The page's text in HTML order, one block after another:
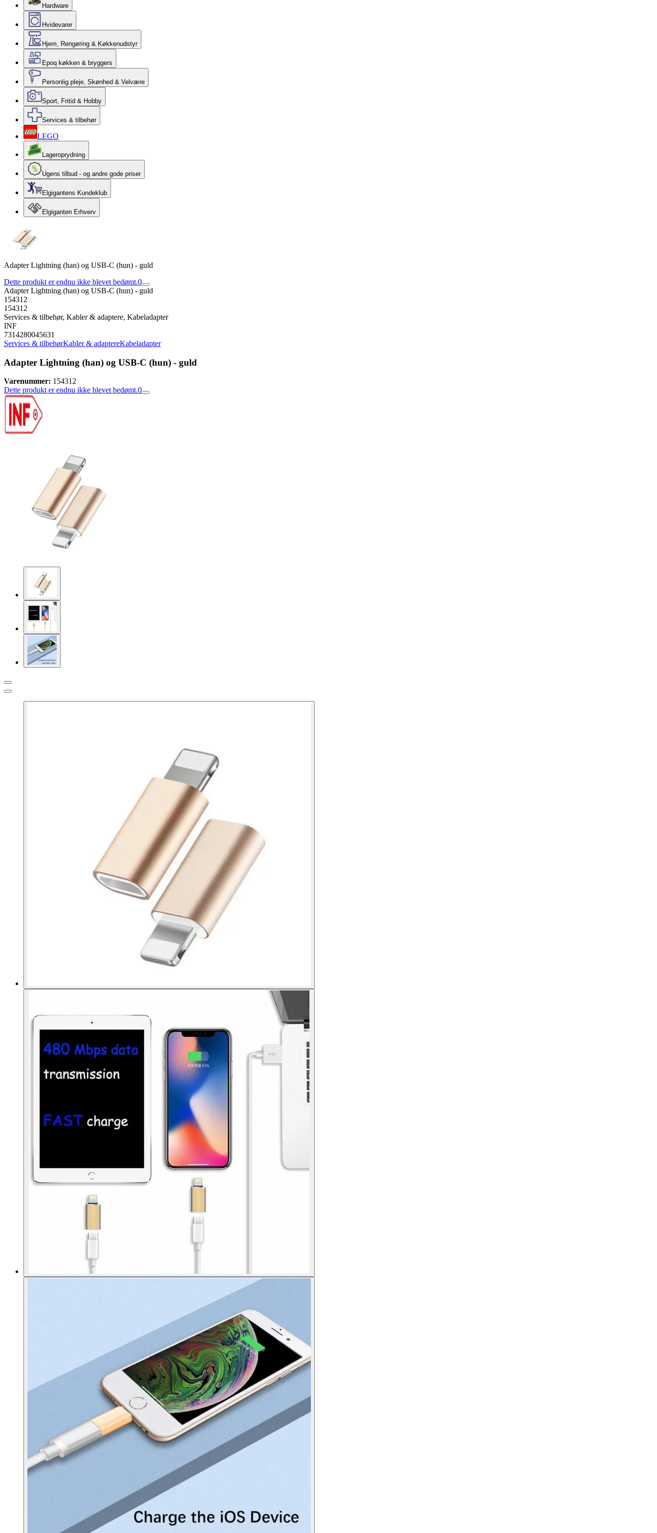
Hardware
Hvidevarer
Hjem, Rengøring & Køkkenudstyr
Epoq køkken & bryggers
Personlig pleje, Skønhed & Velvære
Sport, Fritid & Hobby
Services & tilbehør
LEGO
Lageroprydning
Ugens tilbud - og andre gode priser
Elgigantens Kundeklub
Elgiganten Erhverv
Adapter Lightning (han) og USB-C (hun) - guld
Dette produkt er endnu ikke blevet bedømt.0
Adapter Lightning (han) og USB-C (hun) - guld
154312
154312
Services & tilbehør, Kabler & adaptere, Kabeladapter
INF
7314280045631
Services & tilbehørKabler & adaptereKabeladapter
Adapter Lightning (han) og USB-C (hun) - guld
Varenummer: 154312
Dette produkt er endnu ikke blevet bedømt.0